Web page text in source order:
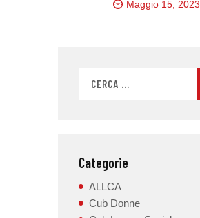
Maggio 15, 2023
Categorie
ALLCA
Cub Donne